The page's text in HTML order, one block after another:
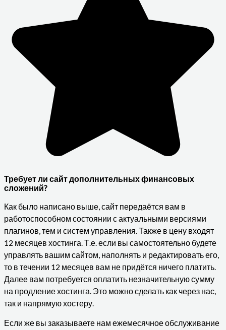
Требует ли сайт дополнительных финансовых
сложений?
Как было написано выше, сайт передаётся вам в
работоспособном состоянии с актуальными версиями
плагинов, тем и систем управления. Также в цену входят
12 месяцев хостинга. Т.е. если вы самостоятельно будете
управлять вашим сайтом, наполнять и редактировать его,
то в течении 12 месяцев вам не придётся ничего платить.
Далее вам потребуется оплатить незначительную сумму
на продление хостинга. Это можно сделать как через нас,
так и напрямую хостеру.
Если же вы заказываете нам ежемесячное обслуживание